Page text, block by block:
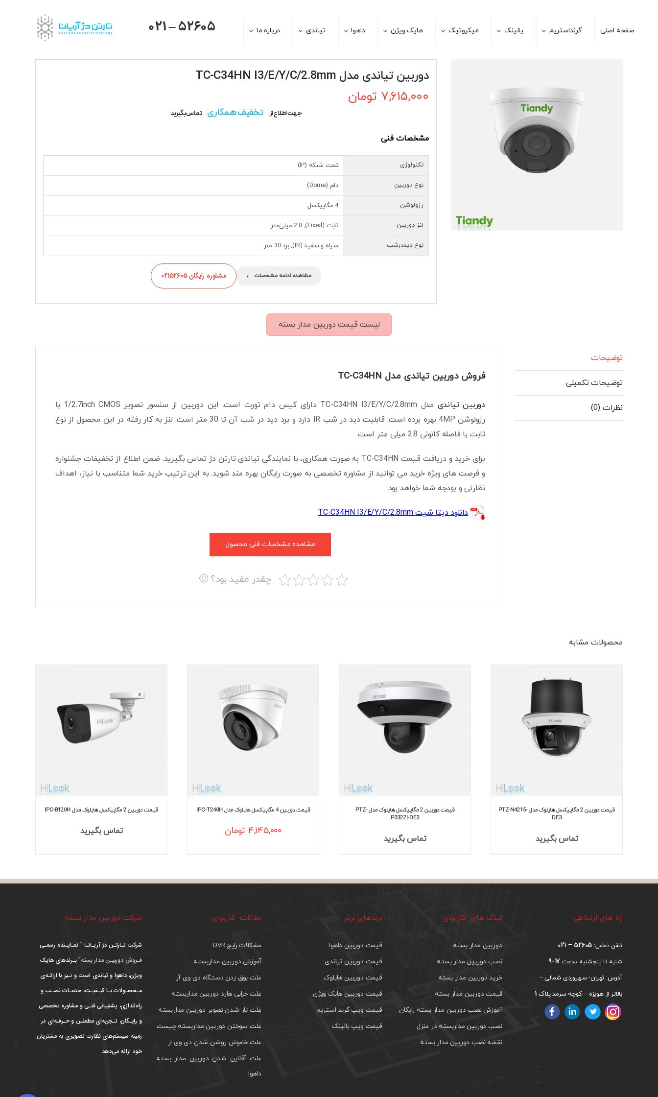
صفحه اصلی گرنداستریم یالینک میکروتیک هایک ویژن داهوا تیاندی درباره ما 021 – 52605
دوربین تیاندی مدل TC-C34HN I3/E/Y/C/2.8mm
۷,۶۱۵,۰۰۰ تومان
جهت اطلاع از تخفیف همکاری تماس بگیرید
مشخصات فنی
تکنولوژی تحت شبکه (IP)
نوع دوربین دام (Dome)
رزولوشن 4 مگاپیکسل
لنز دوربین ثابت (Fixed), 2.8 میلی‌متر
نوع دیددرشب سیاه و سفید (IR), برد 30 متر
مشاهده ادامه مشخصات › مشاوره رایگان 02152605
لیست قیمت دوربین مدار بسته
توضیحات
توضیحات تکمیلی
نظرات (0)
فروش دوربین تیاندی مدل TC-C34HN
دوربین تیاندی
مدل TC-C34HN I3/E/Y/C/2.8mm دارای کیس دام تورت است. این دوربین از سنسور تصویر 1/2.7inch CMOS با
رزولوشن 4MP بهره برده است. قابلیت دید در شب IR دارد و برد دید در شب آن تا 30 متر است. لنز به کار رفته در این محصول از نوع
ثابت با فاصله کانونی 2.8 میلی متر است.
برای خرید و دریافت قیمت TC-C34HN به صورت همکاری، با نمایندگی تیاندی تارتن دژ تماس بگیرید. ضمن اطلاع از تخفیفات جشنواره
و فرصت های ویژه خرید می توانید از مشاوره تخصصی به صورت رایگان بهره مند شوید. به این ترتیب خرید شما متناسب با نیاز، اهداف
نظارتی و بودجه شما خواهد بود.
دانلود دیتا شیت TC-C34HN I3/E/Y/C/2.8mm
مشاهده مشخصات فنی محصول
چقدر مفید بود؟ 🙂
محصولات مشابه
قیمت دوربین 2 مگاپیکسل هایلوک مدل PTZ-N4215-
DE3
تماس بگیرید
قیمت دوربین 2 مگاپیکسل هایلوک مدل PTZ-
P332ZI-DE3
تماس بگیرید
قیمت دوربین 4 مگاپیکسل هایلوک مدل IPC-T240H
۴,۱۴۵,۰۰۰ تومان
قیمت دوربین 2 مگاپیکسل هایلوک مدل IPC-B120H
تماس بگیرید
راه های ارتباطی
تلفن تماس: 52605 – 021
شنبه تا پنجشنبه ساعت 17-9
آدرس: تهران- سهروردی شمالی –
بالاتر از هویزه – کوچه سرمد پلاک 1
لینک های کاربردی
دوربین مدار بسته
نصب دوربین مدار بسته
خرید دوربین مدار بسته
قیمت دوربین مدار بسته
آموزش نصب دوربین مدار بسته رایگان
نصب دوربین مداربسته در منزل
نقشه نصب دوربین مدار بسته
برندهای برتر
قیمت دوربین داهوا
قیمت دوربین تیاندی
قیمت دوربین هایلوک
قیمت دوربین هایک ویژن
قیمت ویپ گرند استریم
قیمت ویپ یالینک
مقالات کاربردی
مشکلات رایج DVR
آموزش دوربین مداربسته
علت بوق زدن دستگاه دی وی آر
علت خرابی هارد دوربین مداربسته
علت تار شدن تصویر دوربین مداربسته
علت سوختن دوربین مداربسته چیست
علت خاموش روشن شدن دی وی ار
علت آفلاین شدن دوربین مدار بسته
داهوا
شرکت دوربین مدار بسته
شرکت تـارتـن دژ آریـانـا ” نمـایـنده رسمـی
فـروش دوربیـن مدار بسته”بـرندهای هایک
ویژن، داهوا و تیاندی است و نـیز با ارائـه‌ی
مـحصـولات بـا کیـفیـت، خدمـات نصـب و
راه‌اندازی، پشتیبانی فنـی و مشاوره تخصصی
و رایـگان، تـجربه‌ای مطمئـن و حـرفـه‌ای در
زمینه سیستم‌های نظارت تصویری به مشتریان
خود ارائه می‌دهد.